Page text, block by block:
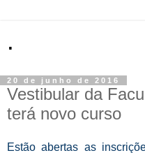
.
20 de junho de 2016
Vestibular da
terá novo curso
Estão abertas as